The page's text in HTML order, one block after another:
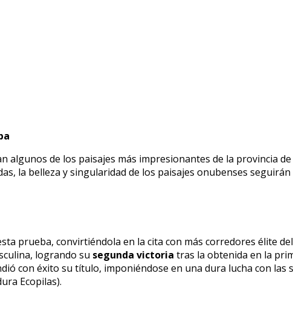
algunos de los paisajes más impresionantes de la provincia
la belleza y singularidad de los paisajes onubenses
prueba, convirtiéndola en la cita con más corredores élite
logrando su segunda victoria tras la obtenida en la
con éxito su título, imponiéndose en una dura lucha con las
Ecopilas).